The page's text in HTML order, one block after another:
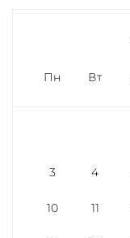
Пн Вт
3 4
10 11